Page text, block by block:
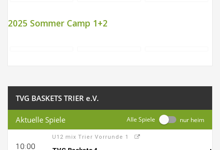
2025 Sommer Camp 1+2